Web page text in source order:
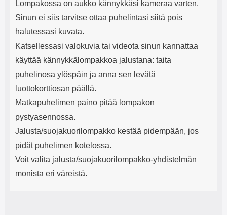
Lompakossa on aukko kännykkäsi kameraa varten.
Sinun ei siis tarvitse ottaa puhelintasi siitä pois
halutessasi kuvata.
Katsellessasi valokuvia tai videota sinun kannattaa
käyttää kännykkälompakkoa jalustana: taita
puhelinosa ylöspäin ja anna sen levätä
luottokorttiosan päällä.
Matkapuhelimen paino pitää lompakon
pystyasennossa.
Jalusta/suojakuorilompakko kestää pidempään, jos
pidät puhelimen kotelossa.
Voit valita jalusta/suojakuorilompakko-yhdistelmän
monista eri väreistä.